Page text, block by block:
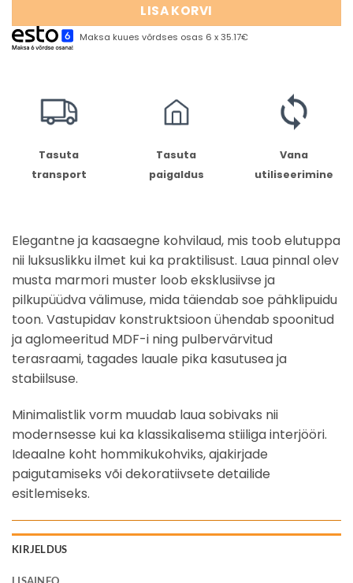
LISA KORVI
Maksa kuues võrdses osas 6 x 35.17€
Tasuta
transport
Tasuta
paigaldus
Vana
utiliseerimine
Elegantne ja kaasaegne kohvilaud, mis toob elutuppa
nii luksuslikku ilmet kui ka praktilisust. Laua pinnal olev
musta marmori muster loob eksklusiivse ja
pilkupüüdva välimuse, mida täiendab soe pähklipuidu
toon. Vastupidav konstruktsioon ühendab spoonitud
ja aglomeeritud MDF-i ning pulbervärvitud
terasraami, tagades lauale pika kasutusea ja
stabiilsuse.
Minimalistlik vorm muudab laua sobivaks nii
modernsesse kui ka klassikalisema stiiliga interjööri.
Ideaalne koht hommikukohviks, ajakirjade
paigutamiseks või dekoratiivsete detailide
esitlemiseks.
KIRJELDUS
LISAINFO